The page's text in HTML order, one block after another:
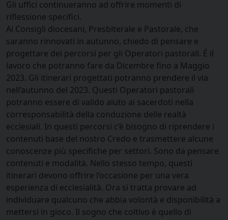
Gli uffici continueranno ad offrire momenti di
riflessione specifici.
Ai Consigli diocesani, Presbiterale e Pastorale, che
saranno rinnovati in autunno, chiedo di pensare e
progettare dei percorsi per gli Operatori pastorali. É il
lavoro che potranno fare da Dicembre fino a Maggio
2023. Gli itinerari progettati potranno prendere il via
nell’autunno del 2023. Questi Operatori pastorali
potranno essere di valido aiuto ai sacerdoti nella
corresponsabilità della conduzione delle realtà
ecclesiali. In questi percorsi c’è bisogno di riprendere i
contenuti base del nostro Credo e trasmettere alcune
conoscenze più specifiche per settori. Sono da pensare
contenuti e modalità. Nello stesso tempo, questi
itinerari devono offrire l’occasione per una vera
esperienza di ecclesialità. Ora si tratta provare ad
individuare qualcuno che abbia volontà e disponibilità a
mettersi in gioco. Il sogno che coltivo è quello di